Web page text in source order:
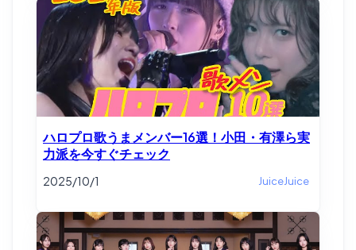
ハロプロ歌うまメンバー16選！小田・有澤ら実
力派を今すぐチェック
2025/10/1 JuiceJuice